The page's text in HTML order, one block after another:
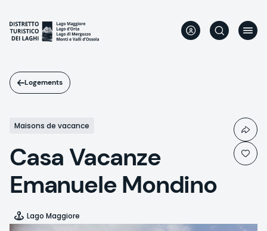
contenu
principal
Logements
Maisons de vacance
Casa Vacanze
Emanuele Mondino
Lago Maggiore